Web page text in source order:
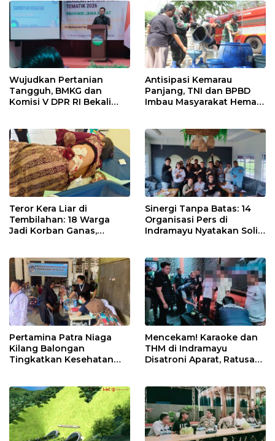
Wujudkan Pertanian
Tangguh, BMKG dan
Komisi V DPR RI Bekali
Antisipasi Kemarau
Panjang, TNI dan BPBD
Imbau Masyarakat Hemat
Teror Kera Liar di
Tembilahan: 18 Warga
Jadi Korban Ganas,
Sinergi Tanpa Batas: 14
Organisasi Pers di
Indramayu Nyatakan Solid
Pertamina Patra Niaga
Kilang Balongan
Tingkatkan Kesehatan
Rutin dan Edukasi
Perawatan Gigi
Mencekam! Karaoke dan
THM di Indramayu
Disatroni Aparat, Ratusan